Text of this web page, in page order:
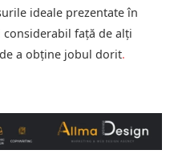
ideale prezentate în
considerabil față de alți
a obține jobul dorit.